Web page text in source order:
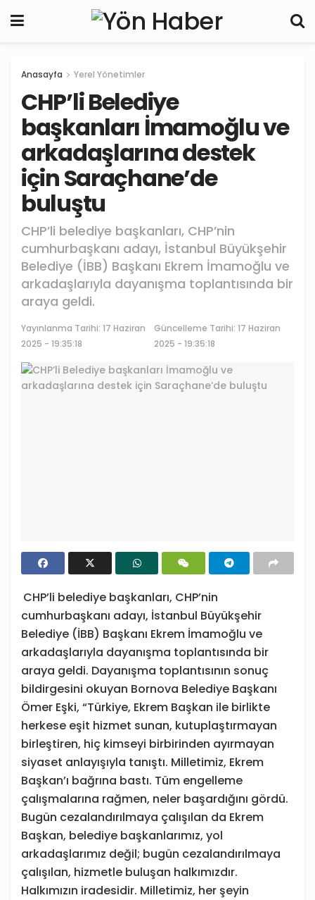
Anasayfa Yerel Yönetimler
CHP’li Belediye
başkanları İmamoğlu ve
arkadaşlarına destek
için Saraçhane’de
buluştu
CHP’li belediye başkanları, CHP’nin
cumhurbaşkanı adayı, İstanbul Büyükşehir
Belediye (İBB) Başkanı Ekrem İmamoğlu ve
arkadaşlarıyla dayanışma toplantısında bir
araya geldi.
Yayınlanma Tarihi: 17 Haziran
2025 - 19:35:18
Güncelleme Tarihi: 17 Haziran
2025 - 19:35:18
CHP’li belediye başkanları, CHP’nin
cumhurbaşkanı adayı, İstanbul Büyükşehir
Belediye (İBB) Başkanı Ekrem İmamoğlu ve
arkadaşlarıyla dayanışma toplantısında bir
araya geldi. Dayanışma toplantısının sonuç
bildirgesini okuyan Bornova Belediye Başkanı
Ömer Eşki, “Türkiye, Ekrem Başkan ile birlikte
herkese eşit hizmet sunan, kutuplaştırmayan
birleştiren, hiç kimseyi birbirinden ayırmayan
siyaset anlayışıyla tanıştı. Milletimiz, Ekrem
Başkan’ı bağrına bastı. Tüm engelleme
çalışmalarına rağmen, neler başardığını gördü.
Bugün cezalandırılmaya çalışılan da Ekrem
Başkan, belediye başkanlarımız, yol
arkadaşlarımız değil; bugün cezalandırılmaya
çalışılan, hizmetle buluşan halkımızdır.
Halkımızın iradesidir. Milletimiz, her şeyin